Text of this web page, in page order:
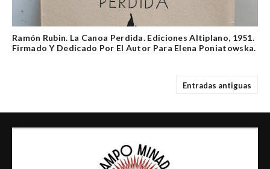
Ramón Rubin. La Canoa Perdida. Ediciones Altiplano, 1951.
Firmado Y Dedicado Por El Autor Para Elena Poniatowska.
Entradas antiguas